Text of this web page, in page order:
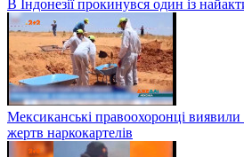
В Індонезії прокинувся один із
Мексиканські правоохоронці
жертв наркокартелів